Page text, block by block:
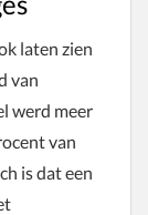
laten zien
van
werd meer
van
is dat een